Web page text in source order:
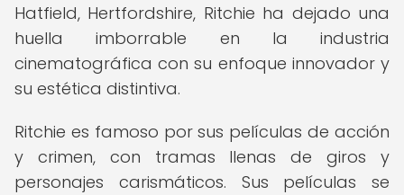
Hatfield, Hertfordshire, Ritchie ha dejado una
huella imborrable en la industria
cinematográfica con su enfoque innovador y
su estética distintiva.
Ritchie es famoso por sus películas de acción
y crimen, con tramas llenas de giros y
personajes carismáticos. Sus películas se